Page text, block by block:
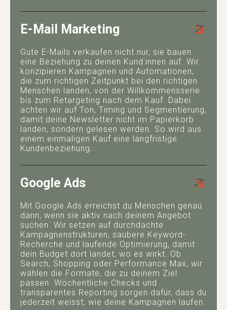
E-Mail Marketing
Gute E-Mails verkaufen nicht nur, sie bauen
eine Beziehung zu deinen Kund:innen auf. Wir
konzipieren Kampagnen und Automationen,
die zum richtigen Zeitpunkt bei den richtigen
Menschen landen, von der Willkommensserie
bis zum Retargeting nach dem Kauf. Dabei
achten wir auf Ton, Timing und Segmentierung,
damit deine Newsletter nicht im Papierkorb
landen, sondern gelesen werden. So wird aus
einem einmaligen Kauf eine langfristige
Kundenbeziehung.
Google Ads
Mit Google Ads erreichst du Menschen genau
dann, wenn sie aktiv nach deinem Angebot
suchen. Wir setzen auf durchdachte
Kampagnenstrukturen, saubere Keyword-
Recherche und laufende Optimierung, damit
dein Budget dort landet, wo es wirkt. Ob
Search, Shopping oder Performance Max, wir
wählen die Formate, die zu deinem Ziel
passen. Wöchentliche Checks und
transparentes Reporting sorgen dafür, dass du
jederzeit weisst, wie deine Kampagnen laufen.